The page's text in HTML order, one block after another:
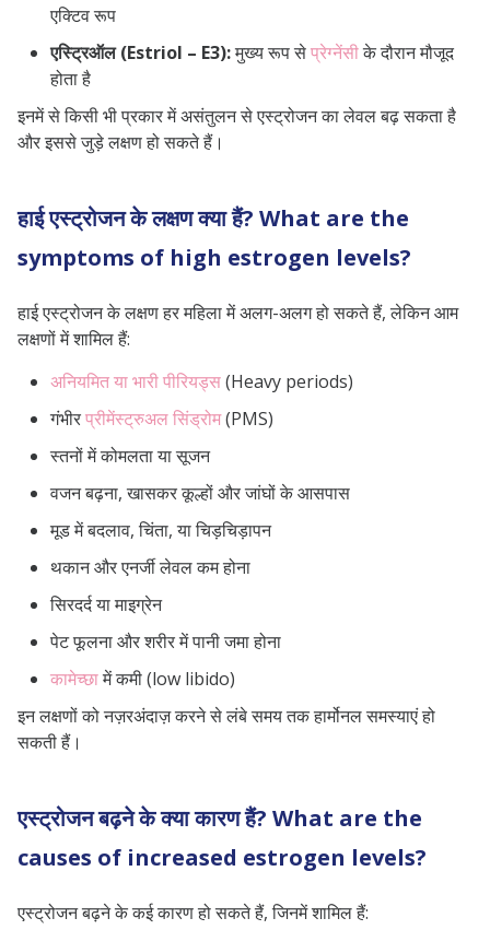
एक्टिव रूप
एस्ट्रिऑल (Estriol – E3):मुख्य रूप सेप्रेग्नेंसीके दौरान मौजूद
होता है
इनमें से किसी भी प्रकार में असंतुलन से एस्ट्रोजन का लेवल बढ़ सकता है
और इससे जुड़े लक्षण हो सकते हैं।
हाई एस्ट्रोजन के लक्षण क्या हैं? What are the
symptoms of high estrogen levels?
हाई एस्ट्रोजन के लक्षण हर महिला में अलग-अलग हो सकते हैं, लेकिन आम
लक्षणों में शामिल हैं:
अनियमित या भारी पीरियड्स(Heavy periods)
गंभीरप्रीमेंस्ट्रुअल सिंड्रोम(PMS)
स्तनों में कोमलता या सूजन
वजन बढ़ना, खासकर कूल्हों और जांघों के आसपास
मूड में बदलाव, चिंता, या चिड़चिड़ापन
थकान और एनर्जी लेवल कम होना
सिरदर्द या माइग्रेन
पेट फूलना और शरीर में पानी जमा होना
कामेच्छामें कमी (low libido)
इन लक्षणों को नज़रअंदाज़ करने से लंबे समय तक हार्मोनल समस्याएं हो
सकती हैं।
एस्ट्रोजन बढ़ने के क्या कारण हैं? What are the
causes of increased estrogen levels?
एस्ट्रोजन बढ़ने के कई कारण हो सकते हैं, जिनमें शामिल हैं: